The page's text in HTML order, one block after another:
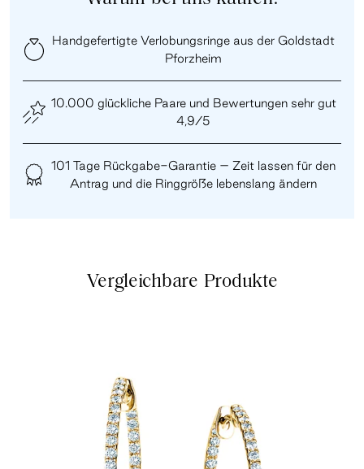
Handgefertigte Verlobungsringe aus der Goldstadt
Pforzheim
10.000 glückliche Paare und Bewertungen sehr gut
4,9/5
101 Tage Rückgabe-Garantie – Zeit lassen für den
Antrag und die Ringgröße lebenslang ändern
Vergleichbare Produkte